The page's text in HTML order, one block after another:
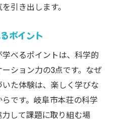
引き出します。
ポイント
べるポイントは、科学的
ション力の3点です。なぜ
た体験は、楽しく学びな
です。岐阜市本荘の科学
して課題に取り組む場